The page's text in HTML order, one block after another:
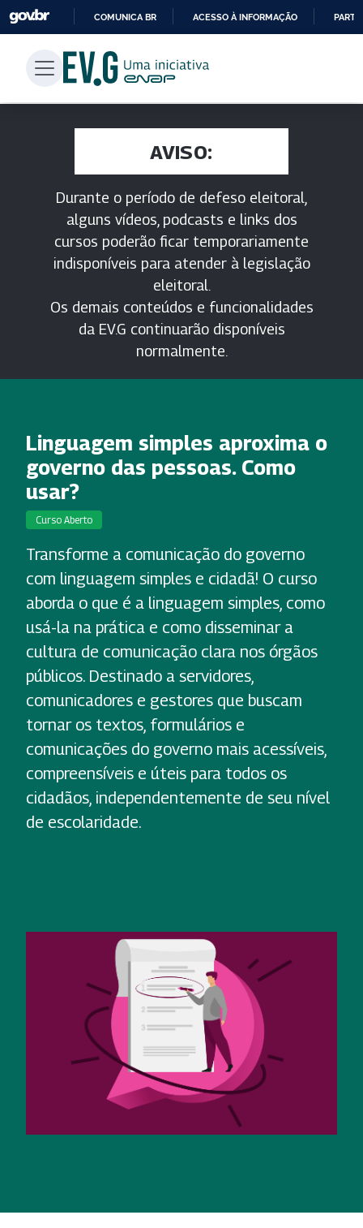
PARA
CONTEÚDO
COMUNICA BR ACESSO À INFORMAÇÃO
AVISO:
Durante o período de defeso eleitoral,
alguns vídeos, podcasts e links dos
cursos poderão ficar temporariamente
indisponíveis para atender à legislação
eleitoral.
Os demais conteúdos e funcionalidades
da EV.G continuarão disponíveis
normalmente.
Linguagem simples aproxima o
governo das pessoas. Como
usar?
Curso Aberto
Transforme a comunicação do governo
com linguagem simples e cidadã! O curso
aborda o que é a linguagem simples, como
usá-la na prática e como disseminar a
cultura de comunicação clara nos órgãos
públicos. Destinado a servidores,
comunicadores e gestores que buscam
tornar os textos, formulários e
comunicações do governo mais acessíveis,
compreensíveis e úteis para todos os
cidadãos, independentemente de seu nível
de escolaridade.